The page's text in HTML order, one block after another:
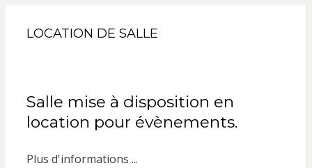
LOCATION DE SALLE
Salle mise à disposition en
location pour évènements.
Plus d'informations ...